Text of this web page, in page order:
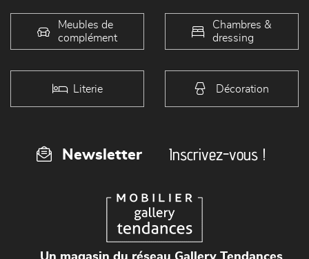
Meubles de
complément
Chambres &
dressing
Literie Décoration
Newsletter Inscrivez-vous !